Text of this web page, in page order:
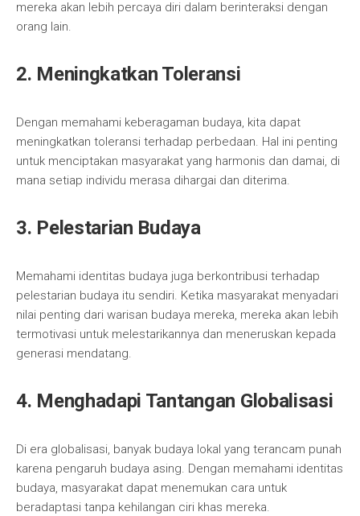
mereka akan lebih percaya diri dalam berinteraksi dengan
orang lain.
2. Meningkatkan Toleransi
Dengan memahami keberagaman budaya, kita dapat
meningkatkan toleransi terhadap perbedaan. Hal ini penting
untuk menciptakan masyarakat yang harmonis dan damai, di
mana setiap individu merasa dihargai dan diterima.
3. Pelestarian Budaya
Memahami identitas budaya juga berkontribusi terhadap
pelestarian budaya itu sendiri. Ketika masyarakat menyadari
nilai penting dari warisan budaya mereka, mereka akan lebih
termotivasi untuk melestarikannya dan meneruskan kepada
generasi mendatang.
4. Menghadapi Tantangan Globalisasi
Di era globalisasi, banyak budaya lokal yang terancam punah
karena pengaruh budaya asing. Dengan memahami identitas
budaya, masyarakat dapat menemukan cara untuk
beradaptasi tanpa kehilangan ciri khas mereka.